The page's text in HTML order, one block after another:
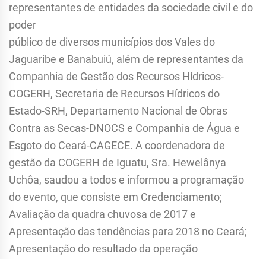
representantes de entidades da sociedade civil e do
poder
público de diversos municípios dos Vales do
Jaguaribe e Banabuiú, além de representantes da
Companhia de Gestão dos Recursos Hídricos-
COGERH, Secretaria de Recursos Hídricos do
Estado-SRH, Departamento Nacional de Obras
Contra as Secas-DNOCS e Companhia de Água e
Esgoto do Ceará-CAGECE. A coordenadora de
gestão da COGERH de Iguatu, Sra. Hewelânya
Uchôa, saudou a todos e informou a programação
do evento, que consiste em Credenciamento;
Avaliação da quadra chuvosa de 2017 e
Apresentação das tendências para 2018 no Ceará;
Apresentação do resultado da operação